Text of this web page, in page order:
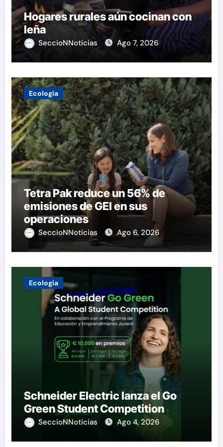
Hogares rurales aún cocinan con
leña
SeccioNNoticias Ago 7, 2026
Ecología
Tetra Pak reduce un 56% de
emisiones de GEI en sus
operaciones
SeccioNNoticias Ago 6, 2026
Ecología
Schneider Electric lanza el Go
Green Student Competition
SeccioNNoticias Ago 4, 2026